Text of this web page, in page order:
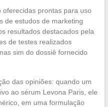
prontas para uso
de estudos de marketing
resultados destacados pela
de testes realizados
sim do dossiê fornecido
das opiniões: quando um
ao sérum Levona Paris, ele
em uma formulação